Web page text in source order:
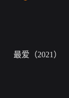
最爱（2021）